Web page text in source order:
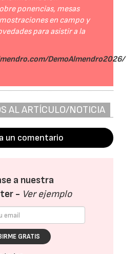
ponencias, mesas
en campo y
para asistir a la
DemoAlmendro2026/
AL ARTÍCULO/NOTICIA
un comentario
a nuestra
- Ver ejemplo
GRATIS